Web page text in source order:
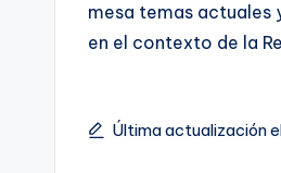
mesa temas actuales
en el contexto de la
Última actualización